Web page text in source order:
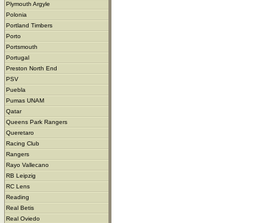
Plymouth Argyle
Polonia
Portland Timbers
Porto
Portsmouth
Portugal
Preston North End
PSV
Puebla
Pumas UNAM
Qatar
Queens Park Rangers
Queretaro
Racing Club
Rangers
Rayo Vallecano
RB Leipzig
RC Lens
Reading
Real Betis
Real Oviedo